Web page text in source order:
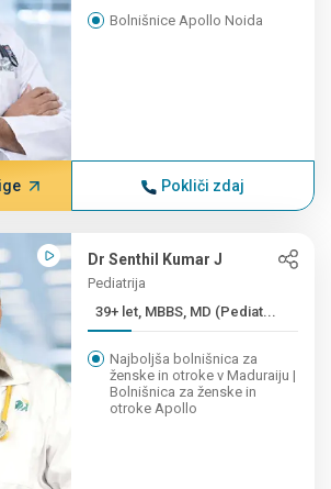
Bolnišnice Apollo Noida
Pokliči zdaj
Dr Senthil Kumar J
Pediatrija
39+ let, MBBS, MD (Pediat...
Najboljša bolnišnica za
ženske in otroke v Maduraiju |
Bolnišnica za ženske in
otroke Apollo